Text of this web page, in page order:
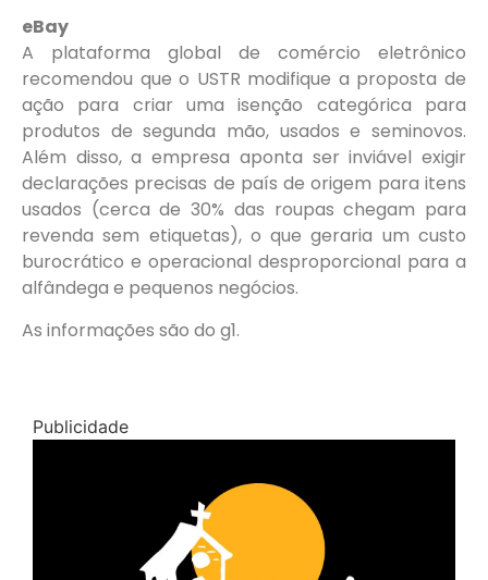
eBay
A plataforma global de comércio eletrônico
recomendou que o USTR modifique a proposta de
ação para criar uma isenção categórica para
produtos de segunda mão, usados e seminovos.
Além disso, a empresa aponta ser inviável exigir
declarações precisas de país de origem para itens
usados (cerca de 30% das roupas chegam para
revenda sem etiquetas), o que geraria um custo
burocrático e operacional desproporcional para a
alfândega e pequenos negócios.
As informações são do g1.
Publicidade